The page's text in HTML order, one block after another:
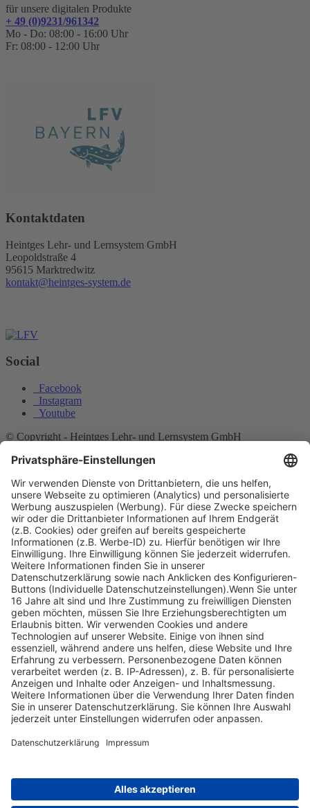
für unsere digitalen Produkte
+ 49 (0)9231/961342
Mo - Do: 08:00 - 16:00 Uhr
Fr: 08:00 - 12:00 Uhr
Kontaktdaten
Heintges Lehr- und Lernsystem GmbH
Leopoldstraße 4
95615 Marktredwitz
kontakt@heintges-system.de
Social
Facebook
Instagram
Youtube
© Copyright - Heintges Lehr- und Lernsystem GmbH
Impressum
Datenschutz
Widerrufsbelehrung
Welche Aussagen aufgrund der EU-Hygienevorschriften treffen für
die Jäger... Auf welche Monate sollte sich trotz der ganzjährigen
Jagdzeit die Bejagung...
Nach oben scrollen
Find Your Way!
Categories
E-Learning News (3)
Heintges News(3)
Messen(2)
Jagd(8)